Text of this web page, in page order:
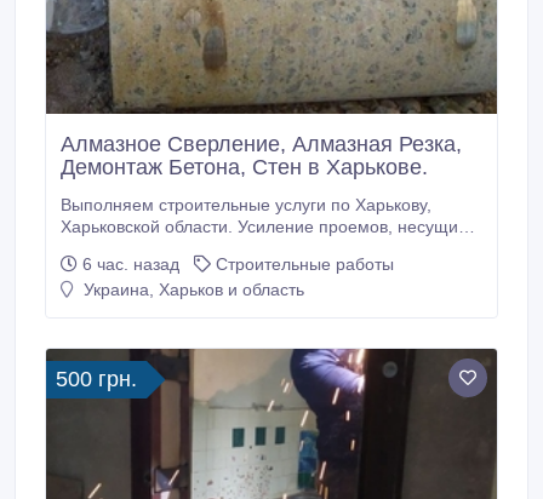
Алмазное Сверление, Алмазная Резка,
Демонтаж Бетона, Стен в Харькове.
Выполняем строительные услуги по Харькову,
Харьковской области. Усиление проемов, несущих
перекрытия. Сварочно монтажные работы. Закупка,
доставка металла для усиления проемов.
стен без пыли.
6 час. назад
Строительные работы
Украина, Харьков и область
500 грн.